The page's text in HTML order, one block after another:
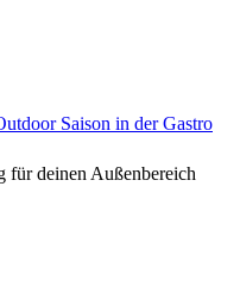
Saison in der Gastro
für deinen Außenbereich